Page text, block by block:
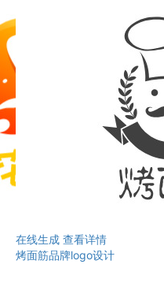
在线生成 查看详情
烤面筋品牌logo设计